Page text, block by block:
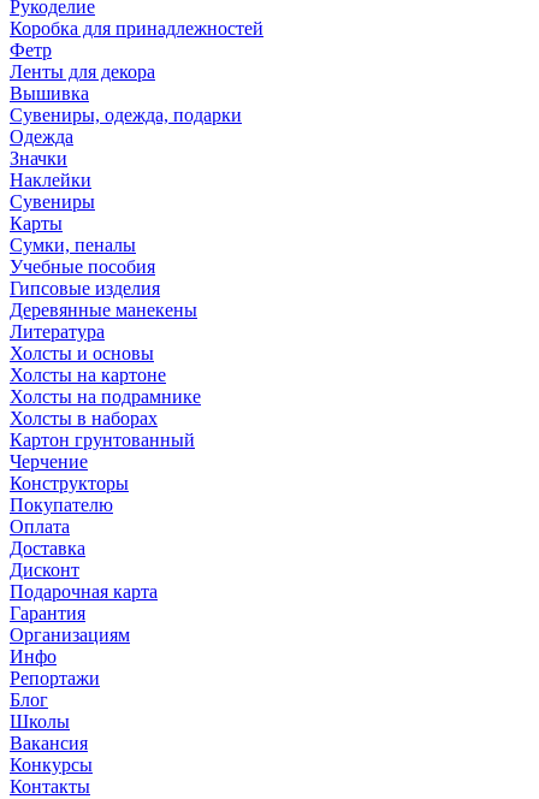
Рукоделие
Коробка для принадлежностей
Фетр
Ленты для декора
Вышивка
Сувениры, одежда, подарки
Одежда
Значки
Наклейки
Сувениры
Карты
Сумки, пеналы
Учебные пособия
Гипсовые изделия
Деревянные манекены
Литература
Холсты и основы
Холсты на картоне
Холсты на подрамнике
Холсты в наборах
Картон грунтованный
Черчение
Конструкторы
Покупателю
Оплата
Доставка
Дисконт
Подарочная карта
Гарантия
Организациям
Инфо
Репортажи
Блог
Школы
Вакансия
Конкурсы
Контакты